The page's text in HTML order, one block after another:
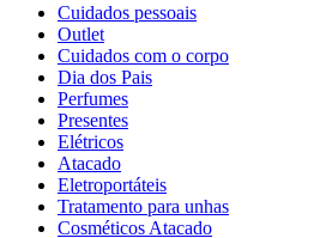
Cuidados pessoais
Outlet
Cuidados com o corpo
Dia dos Pais
Perfumes
Presentes
Elétricos
Atacado
Eletroportáteis
Tratamento para unhas
Cosméticos Atacado